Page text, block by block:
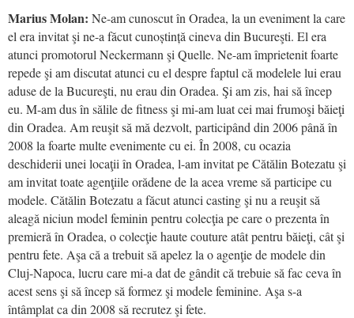
Marius Molan: Ne-am cunoscut în Oradea, la un eveniment la care
el era invitat şi ne-a făcut cunoștință cineva din Bucureşti. El era
atunci promotorul Neckermann şi Quelle. Ne-am împrietenit foarte
repede şi am discutat atunci cu el despre faptul că modelele lui erau
aduse de la Bucureşti, nu erau din Oradea. Şi am zis, hai să încep
eu. M-am dus în sălile de fitness şi mi-am luat cei mai frumoşi băieţi
din Oradea. Am reuşit să mă dezvolt, participând din 2006 până în
2008 la foarte multe evenimente cu ei. În 2008, cu ocazia
deschiderii unei locaţii în Oradea, l-am invitat pe Cătălin Botezatu şi
am invitat toate agenţiile orădene de la acea vreme să participe cu
modele. Cătălin Botezatu a făcut atunci casting şi nu a reuşit să
aleagă niciun model feminin pentru colecţia pe care o prezenta în
premieră în Oradea, o colecţie haute couture atât pentru băieţi, cât şi
pentru fete. Aşa că a trebuit să apelez la o agenţie de modele din
Cluj-Napoca, lucru care mi-a dat de gândit că trebuie să fac ceva în
acest sens şi să încep să formez şi modele feminine. Aşa s-a
întâmplat ca din 2008 să recrutez şi fete.